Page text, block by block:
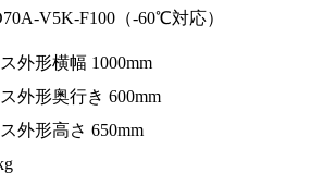
V5K-F100（-60℃対応）
外形横幅 1000mm
外形奥行き 600mm
外形高さ 650mm